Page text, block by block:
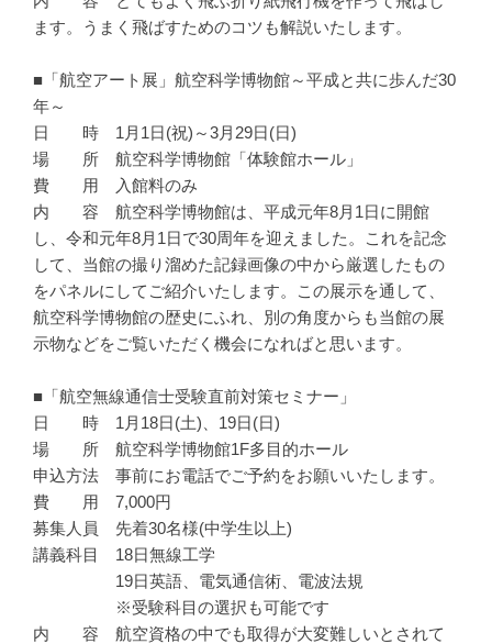
ます。うまく飛ばすためのコツも解説いたします。
■「航空アート展」航空科学博物館～平成と共に歩んだ30
年～
日 時 1月1日(祝)～3月29日(日)
場 所 航空科学博物館「体験館ホール」
費 用 入館料のみ
内 容 航空科学博物館は、平成元年8月1日に開館
し、令和元年8月1日で30周年を迎えました。これを記念
して、当館の撮り溜めた記録画像の中から厳選したもの
をパネルにしてご紹介いたします。この展示を通して、
航空科学博物館の歴史にふれ、別の角度からも当館の展
示物などをご覧いただく機会になればと思います。
■「航空無線通信士受験直前対策セミナー」
日 時 1月18日(土)、19日(日)
場 所 航空科学博物館1F多目的ホール
申込方法 事前にお電話でご予約をお願いいたします。
費 用 7,000円
募集人員 先着30名様(中学生以上)
講義科目 18日無線工学
19日英語、電気通信術、電波法規
※受験科目の選択も可能です
内 容 航空資格の中でも取得が大変難しいとされて